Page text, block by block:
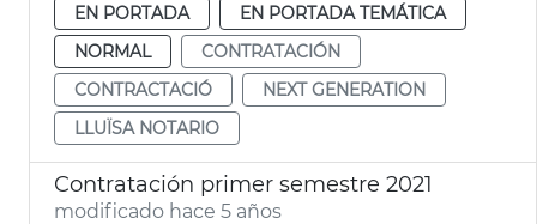
EN PORTADA
EN PORTADA TEMÁTICA
NORMAL
CONTRATACIÓN
CONTRACTACIÓ
NEXT GENERATION
LLUÏSA NOTARIO
Contratación primer semestre 2021
modificado hace 5 años